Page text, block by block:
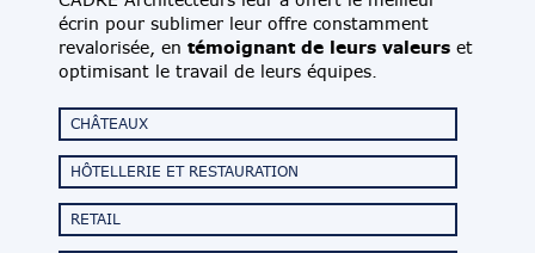
écrin pour sublimer leur offre constamment
revalorisée, entémoignant de leurs valeurs et
optimisant le travail de leurs équipes.
CHÂTEAUX
HÔTELLERIE ET RESTAURATION
RETAIL